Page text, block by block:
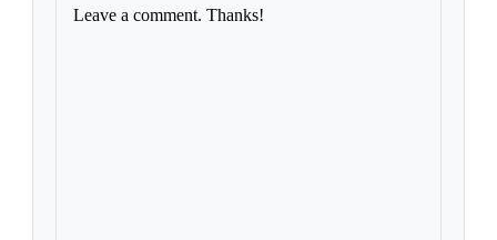
Leave a comment. Thanks!